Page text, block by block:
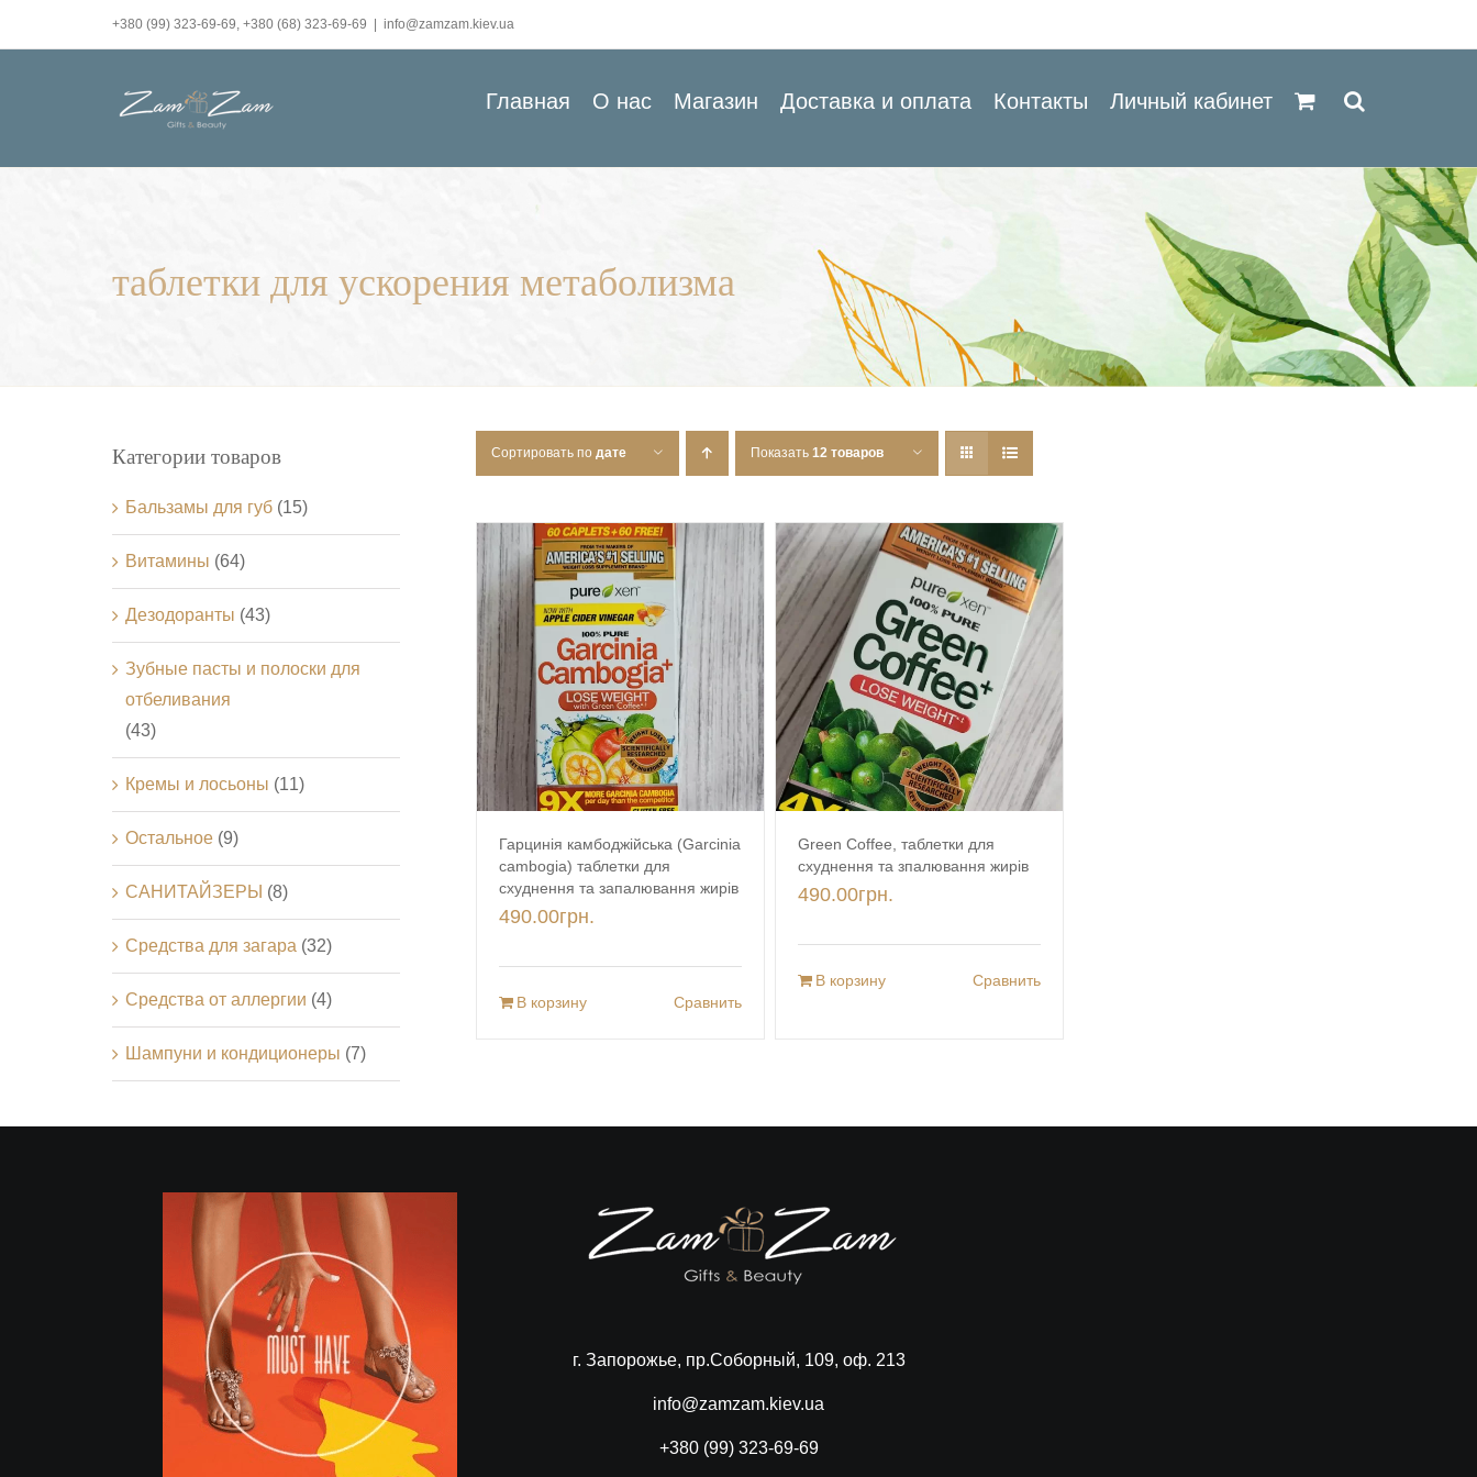
to
+380 (99) 323-69-69, +380 (68) 323-69-69 info@zamzam.kiev.ua
Главная О нас Магазин Доставка и оплата Контакты Личный кабинет
таблетки для ускорения метаболизма
Сортировать по дате Показать 12 товаров
Гарцинія камбоджійська (Garcinia
cambogia) таблетки для
схуднення та запалювання жирів
490.00грн.
В корзину Сравнить
Green Coffee, таблетки для
схуднення та зпалювання жирів
490.00грн.
В корзину Сравнить
Категории товаров
Бальзамы для губ (15)
Витамины (64)
Дезодоранты (43)
Зубные пасты и полоски для
отбеливания
(43)
Кремы и лосьоны (11)
Остальное (9)
САНИТАЙЗЕРЫ (8)
Средства для загара (32)
Средства от аллергии (4)
Шампуни и кондиционеры (7)
г. Запорожье, пр.Соборный, 109, оф. 213
info@zamzam.kiev.ua
+380 (99) 323-69-69